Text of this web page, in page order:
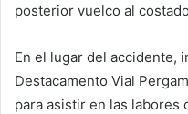
posterior vuelco al
En el lugar del accidente,
Destacamento Vial
para asistir en las labores